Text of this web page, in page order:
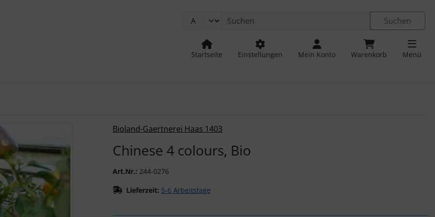
Suchen
Startseite Einstellungen Mein Konto Warenkorb Menü
Bioland-Gaertnerei Haas 1403
Chinese 4 colours, Bio
Art.Nr.: 244-0276
Lieferzeit: 5-6 Arbeitstage
" und "Vor-Button" nutzen, um zwischen den Bildern zu navigieren. Zum Vergrößern klicken Sie auf das Bild.